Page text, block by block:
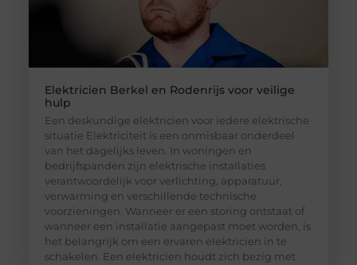
Elektricien Berkel en Rodenrijs voor veilige
hulp
Een deskundige elektricien voor iedere elektrische
situatie Elektriciteit is een onmisbaar onderdeel
van het dagelijks leven. In woningen en
bedrijfspanden zijn elektrische installaties
verantwoordelijk voor verlichting, apparatuur,
verwarming en verschillende technische
voorzieningen. Wanneer er een storing ontstaat of
wanneer een installatie aangepast moet worden, is
het belangrijk om een ervaren elektricien in te
schakelen. Een elektricien houdt zich bezig met